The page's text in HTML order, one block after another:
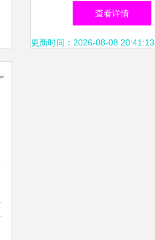
产品与服务的双重奏
查看详情
更新时间：2026-08-08 20:41:13